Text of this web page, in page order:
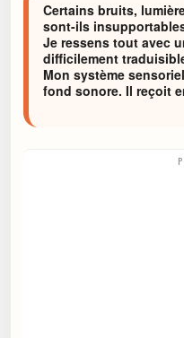
Certains bruits,
sont-ils
Je ressens tout avec
difficilement
Mon système
fond sonore. Il reçoit